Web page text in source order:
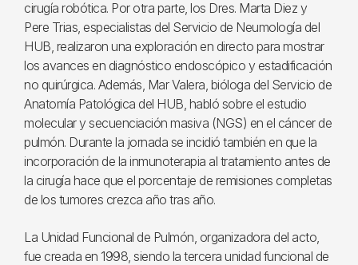
cirugía robótica. Por otra parte, los Dres. Marta Diez y
Pere Trias, especialistas del Servicio de Neumología del
HUB, realizaron una exploración en directo para mostrar
los avances en diagnóstico endoscópico y estadificación
no quirúrgica. Además, Mar Valera, bióloga del Servicio de
Anatomía Patológica del HUB, habló sobre el estudio
molecular y secuenciación masiva (NGS) en el cáncer de
pulmón. Durante la jornada se incidió también en que la
incorporación de la inmunoterapia al tratamiento antes de
la cirugía hace que el porcentaje de remisiones completas
de los tumores crezca año tras año.
La Unidad Funcional de Pulmón, organizadora del acto,
fue creada en 1998, siendo la tercera unidad funcional de